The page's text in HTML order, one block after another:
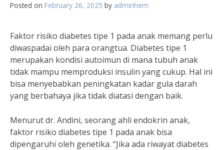
Posted on February 26, 2025 by adminhem
Faktor risiko diabetes tipe 1 pada anak memang perlu
diwaspadai oleh para orangtua. Diabetes tipe 1
merupakan kondisi autoimun di mana tubuh anak
tidak mampu memproduksi insulin yang cukup. Hal ini
bisa menyebabkan peningkatan kadar gula darah
yang berbahaya jika tidak diatasi dengan baik.
Menurut dr. Andini, seorang ahli endokrin anak,
faktor risiko diabetes tipe 1 pada anak bisa
dipengaruhi oleh genetika. “Jika ada riwayat diabetes